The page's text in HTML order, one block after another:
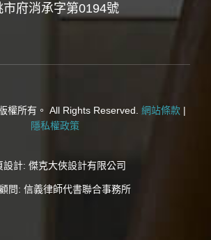
市府消承字第0194號
權所有。 All Rights Reserved. 網站條款 |
隱私權政策
設計: 傑克大俠設計有限公司
問: 信義律師代書聯合事務所